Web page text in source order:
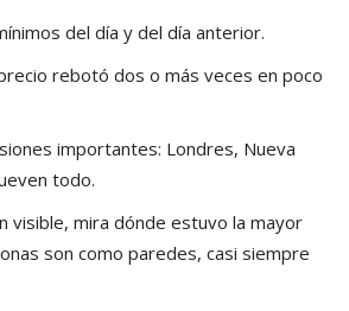
del día y del día anterior.
rebotó dos o más veces en poco
importantes: Londres, Nueva
todo.
visible, mira dónde estuvo la mayor
son como paredes, casi siempre